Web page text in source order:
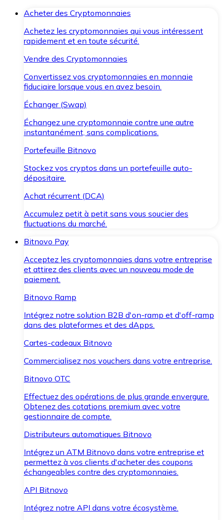
Acheter des Cryptomonnaies
Achetez les cryptomonnaies qui vous intéressent
rapidement et en toute sécurité.
Vendre des Cryptomonnaies
Convertissez vos cryptomonnaies en monnaie
fiduciaire lorsque vous en avez besoin.
Échanger (Swap)
Échangez une cryptomonnaie contre une autre
instantanément, sans complications.
Portefeuille Bitnovo
Stockez vos cryptos dans un portefeuille auto-
dépositaire.
Achat récurrent (DCA)
Accumulez petit à petit sans vous soucier des
fluctuations du marché.
Bitnovo Pay
Acceptez les cryptomonnaies dans votre entreprise
et attirez des clients avec un nouveau mode de
paiement.
Bitnovo Ramp
Intégrez notre solution B2B d'on-ramp et d'off-ramp
dans des plateformes et des dApps.
Cartes-cadeaux Bitnovo
Commercialisez nos vouchers dans votre entreprise.
Bitnovo OTC
Effectuez des opérations de plus grande envergure.
Obtenez des cotations premium avec votre
gestionnaire de compte.
Distributeurs automatiques Bitnovo
Intégrez un ATM Bitnovo dans votre entreprise et
permettez à vos clients d'acheter des coupons
échangeables contre des cryptomonnaies.
API Bitnovo
Intégrez notre API dans votre écosystème.